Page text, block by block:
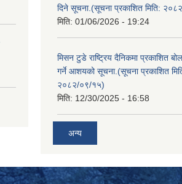
दिने सूचना.(सूचना प्रकाशित मिति:
मिति: 01/06/2026 - 19:24
मिसन टुडे राष्ट्रिय दैनिकमा प्रकाशित
गर्ने आशयको सूचना.(सूचना प्रकाशित
२०८२/०९/१५)
मिति: 12/30/2025 - 16:58
अन्य